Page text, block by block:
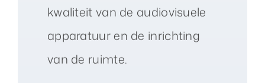
kwaliteit van de audiovisuele
apparatuur en de inrichting
van de ruimte.